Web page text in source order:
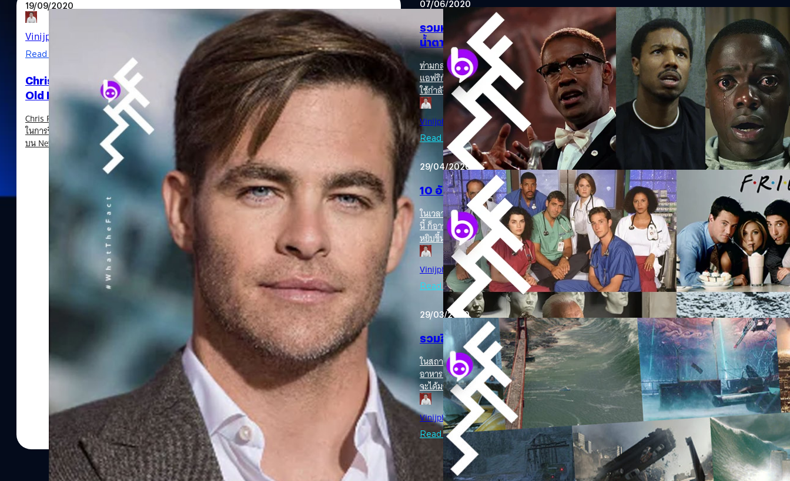
19/09/2020
Vinijphat Kanyapong
Read More
Chris Pine และ Thandie Newton หวนมาเล่นหนังสายลับอีกครั้ง ใน All the
Old Knives
Chris Pine อาจจะมีประสบการที่ไม่ค่อยดีนักตอนเล่นหนังสายลับเป็นยอดนักวิเคราะห์สายบู๊อย่าง Jack Ryan
ในการรีเมกรอบก่อนฉบับล่าสุดที่กลายเป็นซีรีส์ไปแล้ว ใน Jack Ryan: Shadow Recruit (2014) (มีให้ชมแล้ว
บน Netflix ตอนนี้) หรือในหนังสายลับผสมโรแมนติกอย่าง This Mean Wars (2012) เพราะทั้งสองล้มเหลว
ทางด้านรายได้ไปอย่างมากมาย แต่ในหนังเรื่องใหม่นี้อาจจะประสบความสำเร็จ เพราะได้นางเอกเป็น
Thandie Newton นางเอกในหนังสายลับที่ประสบความสำเร็จ Mission: Impossible II (2000) และกลับมา
ดังอีกครั้งกับซีรีส์ Westworld มาประกบคู่ด้วย ทั้งคู่เตรียมรับบทนำใน All the Old Knives ดัดแปลงจาก
นิยายในชื่อเดียวกันของ Olen Steinhauer ที่จะรับหน้าที่เขียนบทในฉบับภาพยนตร์เองด้วย และจะเป็นผลงาน
กำกับของ Janus Metz ผู้กำกับสายซีรีส์จาก ZeroZeroZero ของ Amazon และซีรีส์นักสืบสุดเข้มข้นอย่าง
True Detective มาแล้ว All the…
Black Lives Matter Films
07/06/2020
รวมหนังตีแผ่การเหยียดสีผิว #BlackLivesMatter ที่ดูแล้วจะเข้าใจและเสีย
น้ำตาให้ “คนผิวดำ”
ท่ามกลางกระแส #BlackLivesMatter ที่เป็นความขัดแย้งระลอกใหม่ของอเมริกันชนฝั่งคนผิวขาว และฝั่งคน
แอฟริกัน-อเมริกันหรือคนผิวดำ ที่มีจุดเริ่มต้นมาจากการเสียชีวิตของ George Floyd พลเมืองผิวดำที่ถูกตำรวจ
ใช้กำลังเข้าจับกุมอย่างเกินสมควรจนเสียชีวิต เหตุการณ์ความขัดแย้งของคนต่างสีผิวและต่างเชื้อชาติอยู่คู่กับ
ประวัติศาสตร์สหรัฐอเมริกามาตั้งแต่ยุคสงครามกลางเมือง (ปี 1861-1865) หรือที่รู้จักกันในนามสงครามที่นำ
ไปสู่การเลิกทาสโดยผู้นำที่ยิ่งใหญ่ที่สุดของสหรัฐฯ คนหนึ่งชื่อ Abraham Lincoln แต่นับตั้งแต่นั้นมาร้อยกว่าปี
มนุษย์ก็ดูจะไม่ได้เรียนรู้ถึงคุณค่าของความสูญเสีย และยังเดินซ้ำรอยเดิมในการแบ่งพรรคพวกเข้าห้ำหั่นกัน
จนถึงปัจจุบัน ซึ่งเหตุการณ์การปะทะกันมากมายของสองกลุ่มชนก็กลายมาเป็นวัตถุดิบในการสร้างหนัง
คุณภาพ (ส่วนใหญ่แล้วสร้างจากเรื่องจริง) ที่ถ้านับดูตามลิสต์ของหนังตีแผ่การเหยียดสีผิวที่จะแนะนำนี้ก็มี
หนังที่ได้รางวัลภาพยนตร์ยอดเยี่ยมของเวทีออสการ์ถึง 5 เรื่อง (Green Book, Moonlight, 12 Years a Slave,
Crash และ Driving Miss Daisy) รวมถึงได้เข้าชิงสาขาภาพยนตร์ยอดเยี่ยมอีกเพียบ มีเรื่องอะไรบ้างที่อยาก
ให้ชมเพื่อเข้ากับสถานการณ์ไปไล่ดูกันเลย GREEN BOOK (2018) สองคู่หูต่างขั้วที่จับผลัดจับผลูตระเวนเดิน
ทางไปทั่วตอนใต้ของอเมริกาด้วยกัน “โทนี่ ลิป” ขาใหญ่เชื้อสายอิตาเลียน-อเมริกันจากย่านบรองซ์ในนิวยอร์ก
ต้องมาเป็นคนขับรถให้ “ดอน เชอร์ลีย์” นักเปียโนคลาสสิคผิวสีระดับโลก ระหว่างที่เขาออกเดินสายแสดง
ดนตรี สิ่งเดียวที่นำทางทั้งคู่คือ “สมุดปกเขียว” ที่บอกสถานที่ที่เป็นมิตรกับคนผิวดำ พวกเขาต้องฝ่าทั้งกำแพง
แห่งสีผิว ภัยอันตรายต่าง ๆ…
Vinijphat Kanyapong| 2251 days ago
Read More
29/04/2020
10 อันดับซีรีส์ทุนสร้าง “แพงที่สุด” ตลอดกาล: Game of Thrones ไม่ใช่อันดับ 1
ในเวลาที่หลายคนต้องกักตัวและ Work from Home อยู่บ้านในช่วงการแพร่ระบาดของเชื้อไวรัสโควิด-19 แบบ
นี้ ก็อาจถือเป็นช่วงเวลาที่ดีสำหรับเก็บตกซีรีส์หลายเรื่องที่ถ้าไม่ว่างหรือไม่มีโอกาสอยู่บ้านนาน ๆ ก็อาจไม่ได้
หยิบขึ้นมาดูเลย สำหรับซีรีส์ฟากฝั่งตะวันตกอย่างฮอลลีวูดก็มีให้เลือกดูหลายยุค รวมแล้วนับพันเรื่อง และ
หลายเรื่องก็ใช้ทุนสร้าง นักแสดง และทีมงานระดับเดียวกันกับภาพยนตร์ฟอร์มยักษ์ แตกต่างก็แค่ไม่ได้ฉายใน
โรงภาพยนตร์แต่ฉายให้ชมฟรี ๆ ทางโทรทัศน์ หรือสตรีมมิงให้ดูผ่านบริการออนไลน์ในยุคหลัง ที่การขับเคี่ยว
ของซีรีส์ของ Netflix, HBO และ Disney+ ก็เป็นไปอย่างเข้มข้น วันนี้ What the Fact ขอนำเสนอ 10 อันดับซี
รีส์ทางโทรทัศน์ (เฉพาะฝั่งฮอลลีวูด) ที่ใช้ทุนสร้างมากที่สุดนับจนถึงปัจจุบัน อันดับ 10 Friends จำนวนทุนสร้าง
ต่อตอน: 10 ล้านเหรียญฯ จำนวนซีซันที่ฉาย: 10 ซีซัน (1994-2004) ผู้จัด/ผู้สร้าง: David Crane (Producer-
Episodes), Marta Kauffman (Producer-Grace and Frankie) ช่องโทรทัศน์ที่ออกอากาศ/สตรีมมิง: NBC นัก
แสดง:…
Vinijphat Kanyapong| 2291 days ago
Read More
29/03/2020
รวมลิสต์หนัง “โลกแตก” ที่ต้องดูก่อนตาย (พร้อมเรื่องที่ดูได้แล้วบน Netflix)
ในสถานการณ์ที่แทบจะปิดประเทศ ทั้งการสัญจรไปมา ทำให้ถนนโล่ง ร้านรวงต่าง ๆ ปิดให้บริการ ผู้คนกักตุน
อาหาร ภาพเหล่านี้ปรากฎอยู่ในหนังหายนภัยหรือหนัง "โลกแตก" หลายเรื่องที่เราเคยดูกันมา อย่างที่ไม่นึกว่า
จะได้มาเห็นกับตาเข้าจริง ๆ ในยุคสมัยที่ไวรัส Covid-19 ครองเมืองนี้เอง วันนี้ What the Fact เลยจะขอมานำ
เสนอหนังหายนภัยโลกแตกที่ "ต้องดูก่อนตาย" หลายเรื่องทำให้เราเห็นวิธีการเอาตัวรอด แก้ปัญหาใน
สถานการณ์วิกฤติ หลายเรื่องก็สอนให้มนุษย์รักสามัคคีช่วยเหลือกัน (ที่ถ้าไม่เกิดวิกฤติก็คิดไม่ได้!) กับหนัง
หายนะล้างโลกทั้งหลายนั้น หลายเรื่องก็มาแบบปะเหมาะกับสถานการณ์ในตอนนั้น เช่น Deep Impact (1998)
หรือ Armageddon (1999) ที่เข้าฉายในช่วงเข้าสู่สหัสวรรษใหม่ ที่ก็มีคำนายจากที่ต่าง ๆ ว่าโลกจะแตกบ้าง ถึง
คราวต้องกลับไปยุคหิน (เพราะ Y2K ระบบคอมพิวเตอร์กลับไปนับเป็นปี 1900 ใหม่) บ้าง พอถัดมา 2012
(2009) ก็เข้าฉายในช่วงใกล้จะถึงกำหนดตามคำทำนายของชาวมายันว่าโลกจะแตก ซึ่งเรา ๆ ท่าน ๆ ก็ยังอยู่
รอดมาจนถึงเจอไวรัสร้ายแรงที่สุดในยุคสมัยของเรา เรื่องที่ดูได้แล้วบน…
Vinijphat Kanyapong| 2322 days ago
Read More